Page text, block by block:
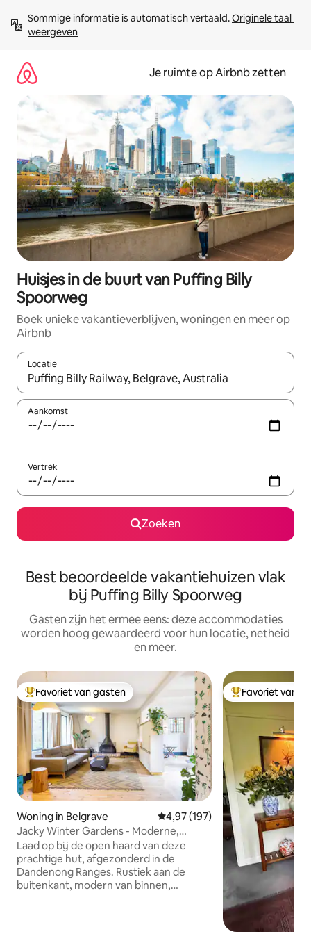
direct
naar
Sommige informatie is automatisch vertaald. Originele taal
weergeven
Je ruimte op Airbnb zetten
Huisjes in de buurt van Puffing Billy
Spoorweg
Boek unieke vakantieverblijven, woningen en meer op
Airbnb
Locatie
Wanneer er suggesties beschikbaar zijn, maak je een keuze
Aankomst
Vertrek
Zoeken
Best beoordeelde vakantiehuizen vlak
bij Puffing Billy Spoorweg
Gasten zijn het ermee eens: deze accommodaties
worden hoog gewaardeerd voor hun locatie, netheid
en meer.
Topfavoriet van gasten
Favoriet van gasten
Woning in Belgrave Gemiddelde beoordeling van
4,97 (197)
Jacky Winter Gardens - Moderne,
artistieke hut dicht bij Creek
Laad op bij de open haard van deze
prachtige hut, afgezonderd in de
Dandenong Ranges. Rustiek aan de
buitenkant, modern van binnen,
Topfavoriet van
Favoriet van